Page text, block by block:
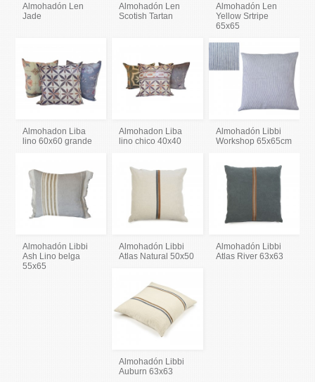
Almohadón Len
Jade
Almohadón Len
Scotish Tartan
Almohadón Len
Yellow Srtripe
65x65
Almohadon Liba
lino 60x60 grande
Almohadon Liba
lino chico 40x40
Almohadón Libbi
Workshop 65x65cm
Almohadón Libbi
Ash Lino belga
55x65
Almohadón Libbi
Atlas Natural 50x50
Almohadón Libbi
Atlas River 63x63
Almohadón Libbi
Auburn 63x63